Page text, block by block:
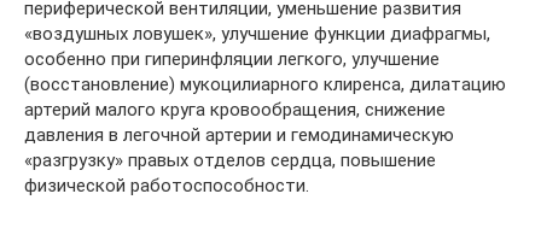
периферической вентиляции, уменьшение развития
«воздушных ловушек», улучшение функции диафрагмы,
особенно при гиперинфляции легкого, улучшение
(восстановление) мукоцилиарного клиренса, дилатацию
артерий малого круга кровообращения, снижение
давления в легочной артерии и гемодинамическую
«разгрузку» правых отделов сердца, повышение
физической работоспособности.